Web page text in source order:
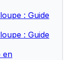
: Guide
: Guide
en